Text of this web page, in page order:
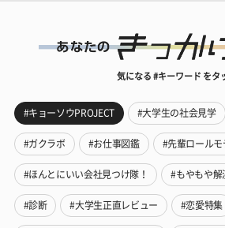
気になる #キーワード をタ
#キョーソウPROJECT #大学生の社会見学
#ガクラボ #お仕事図鑑 #先輩ロールモ
#ほんとにいい会社見つけ隊！ #もやもや解
#診断 #大学生正直レビュー #恋愛特集